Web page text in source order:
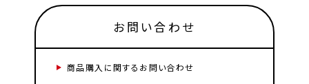
お問い合わせ
商品購入に関するお問い合わせ